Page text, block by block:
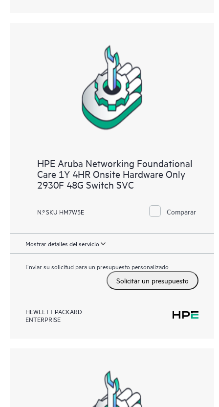
HPE Aruba Networking Foundational
Care 1Y 4HR Onsite Hardware Only
2930F 48G Switch SVC
N.º SKU HM7W5E Comparar
Mostrar detalles del servicio
Enviar su solicitud para un presupuesto personalizado
Solicitar un presupuesto
HEWLETT PACKARD
ENTERPRISE